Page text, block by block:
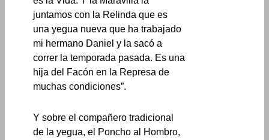
juntamos con la Relinda que es
una yegua nueva que ha trabajado
mi hermano Daniel y la sacó a
correr la temporada pasada. Es una
hija del Facón en la Represa de
muchas condiciones”.
Y sobre el compañero tradicional
de la yegua, el Poncho al Hombro,